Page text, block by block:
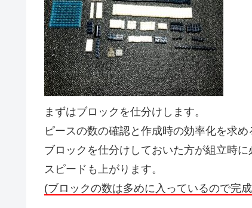
まずはブロックを仕分けします。
ピースの数の確認と作成時の効率化を求め
ブロックを仕分けしておいた方が組立時
スピードも上がります。
(ブロックの数は多めに入っているので完